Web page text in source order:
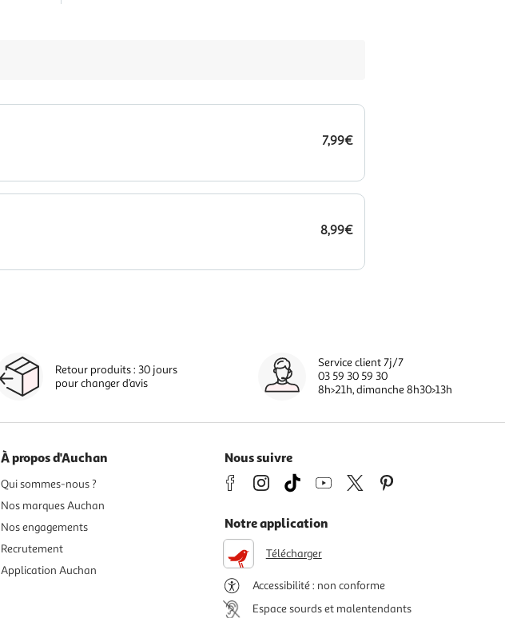
7,99€
8,99€
Retour produits : 30 jours
pour changer d’avis
Service client 7j/7
03 59 30 59 30
8h>21h, dimanche 8h30>13h
À propos d'Auchan
Qui sommes-nous ?
Nos marques Auchan
Nos engagements
Recrutement
Application Auchan
Nous suivre
Notre application
Télécharger
Accessibilité : non conforme
Espace sourds et malentendants